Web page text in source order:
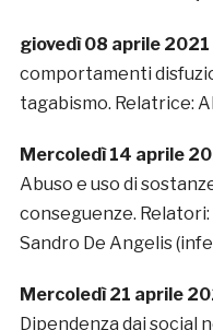
giovedì 08 aprile 2021
comportamenti
tagabismo. Relatrice:
Mercoledì 14 aprile
Abuso e uso di
conseguenze.
Sandro De Angelis
Mercoledì 21 aprile
Dipendenza dai social